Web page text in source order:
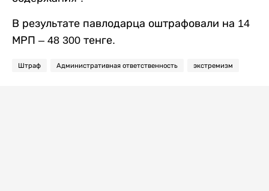
В результате павлодарца оштрафовали на 14
МРП – 48 300 тенге.
Штраф Административная ответственность экстремизм